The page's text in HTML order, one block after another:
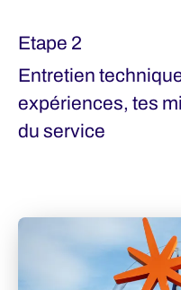
Etape 2
Entretien
expériences, tes
du service